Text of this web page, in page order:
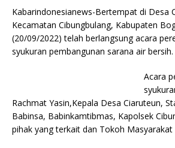
Kabarindonesianews-Bertempat di Desa
Kecamatan Cibungbulang, Kabupaten
(20/09/2022) telah berlangsung acara
syukuran pembangunan sarana air bersih.
Acara
Rachmat Yasin,Kepala Desa Ciaruteun,
Babinsa, Babinkamtibmas, Kapolsek
pihak yang terkait dan Tokoh